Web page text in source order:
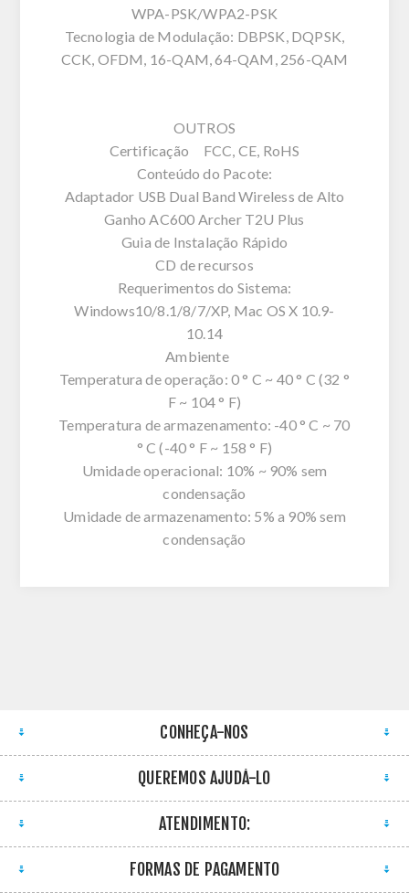
WPA-PSK/WPA2-PSK
Tecnologia de Modulação: DBPSK, DQPSK,
CCK, OFDM, 16-QAM, 64-QAM, 256-QAM
OUTROS
Certificação FCC, CE, RoHS
Conteúdo do Pacote:
Adaptador USB Dual Band Wireless de Alto
Ganho AC600 Archer T2U Plus
Guia de Instalação Rápido
CD de recursos
Requerimentos do Sistema:
Windows10/8.1/8/7/XP, Mac OS X 10.9-
10.14
Ambiente
Temperatura de operação: 0 ° C ~ 40 ° C (32 °
F ~ 104 ° F)
Temperatura de armazenamento: -40 ° C ~ 70
° C (-40 ° F ~ 158 ° F)
Umidade operacional: 10% ~ 90% sem
condensação
Umidade de armazenamento: 5% a 90% sem
condensação
CONHEÇA-NOS
QUEREMOS AJUDÁ-LO
ATENDIMENTO:
FORMAS DE PAGAMENTO